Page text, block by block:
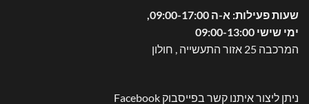
שעות פעילות: א-ה 09:00-17:00,
ימי שישי 09:00-13:00
המרכבה 25 אזור התעשייה , חולון
ניתן ליצור איתנו קשר בפייסבוק Facebook